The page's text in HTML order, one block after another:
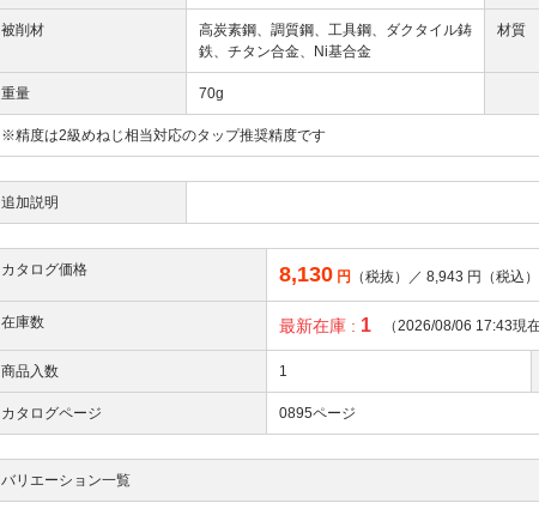
被削材
高炭素鋼、調質鋼、工具鋼、ダクタイル鋳
鉄、チタン合金、Ni基合金
材質
重量 70g
※精度は2級めねじ相当対応のタップ推奨精度です
追加説明
カタログ価格 8,130 円 （税抜）／8,943 円（税込）
在庫数 最新在庫 : 1 （2026/08/06 17:43現在
商品入数 1
カタログページ 0895ページ
バリエーション一覧